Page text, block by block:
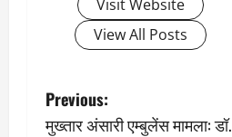
Visit Website
View All Posts
P
Previous:
मुख्तार अंसारी एम्बुलेंस मामला: डॉ.